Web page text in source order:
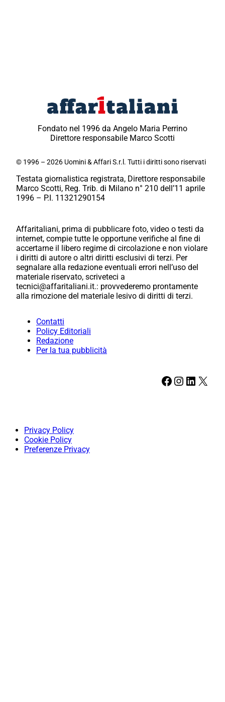
Fondato nel 1996 da Angelo Maria Perrino
Direttore responsabile Marco Scotti
© 1996 – 2026 Uomini & Affari S.r.l. Tutti i diritti sono riservati
Testata giornalistica registrata, Direttore responsabile
Marco Scotti, Reg. Trib. di Milano n° 210 dell’11 aprile
1996 – P.I. 11321290154
Affaritaliani, prima di pubblicare foto, video o testi da
internet, compie tutte le opportune verifiche al fine di
accertarne il libero regime di circolazione e non violare
i diritti di autore o altri diritti esclusivi di terzi. Per
segnalare alla redazione eventuali errori nell’uso del
materiale riservato, scriveteci a
tecnici@affaritaliani.it.: provvederemo prontamente
alla rimozione del materiale lesivo di diritti di terzi.
Contatti
Policy Editoriali
Redazione
Per la tua pubblicità
Facebook Instagram LinkedIn X
Privacy Policy
Cookie Policy
Preferenze Privacy